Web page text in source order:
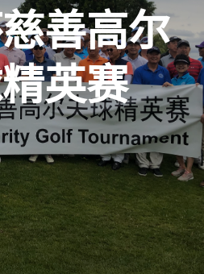
善高尔
英赛